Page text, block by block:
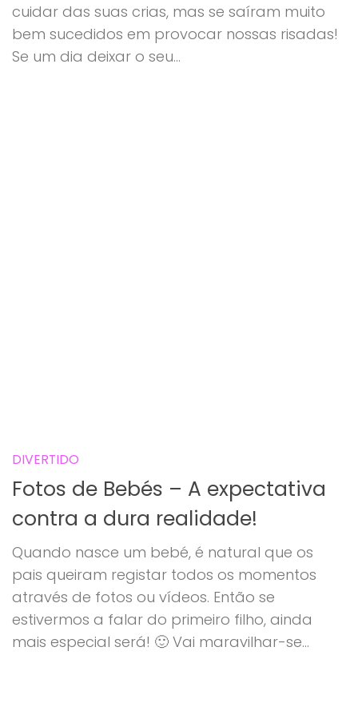
cuidar das suas crias, mas se saíram muito
bem sucedidos em provocar nossas risadas!
Se um dia deixar o seu...
DIVERTIDO
Fotos de Bebés – A expectativa
contra a dura realidade!
Quando nasce um bebé, é natural que os
pais queiram registar todos os momentos
através de fotos ou vídeos. Então se
estivermos a falar do primeiro filho, ainda
mais especial será! 🙂 Vai maravilhar-se...